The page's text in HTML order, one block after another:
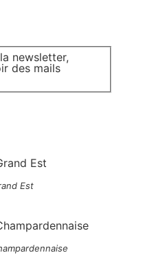
newsletter,
des mails
Est